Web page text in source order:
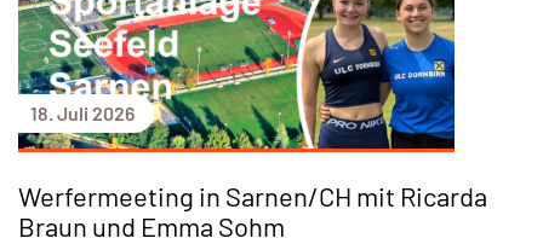
18. Juli 2026
Werfermeeting in Sarnen/CH mit Ricarda
Braun und Emma Sohm